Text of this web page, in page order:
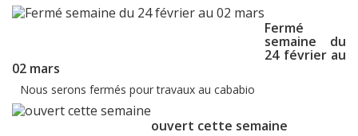
Fermé
semaine du
24 février au
02 mars
Nous serons fermés pour travaux au cababio
ouvert cette semaine